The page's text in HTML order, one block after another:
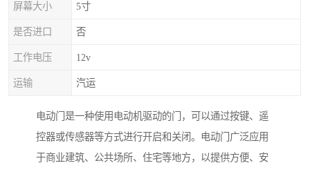
屏幕大小 5寸
是否进口 否
工作电压 12v
运输 汽运
电动门是一种使用电动机驱动的门，可以通过按键、遥
控器或传感器等方式进行开启和关闭。电动门广泛应用
于商业建筑、公共场所、住宅等地方，以提供方便、安